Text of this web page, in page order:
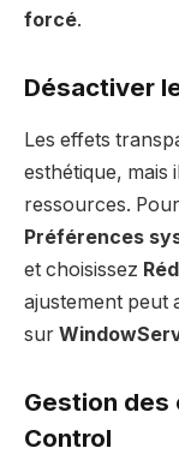
forcé.
Désactiver
Les effets
esthétique, mais
ressources.
Préférences
et choisissez
ajustement peut
sur
Gestion des
Control